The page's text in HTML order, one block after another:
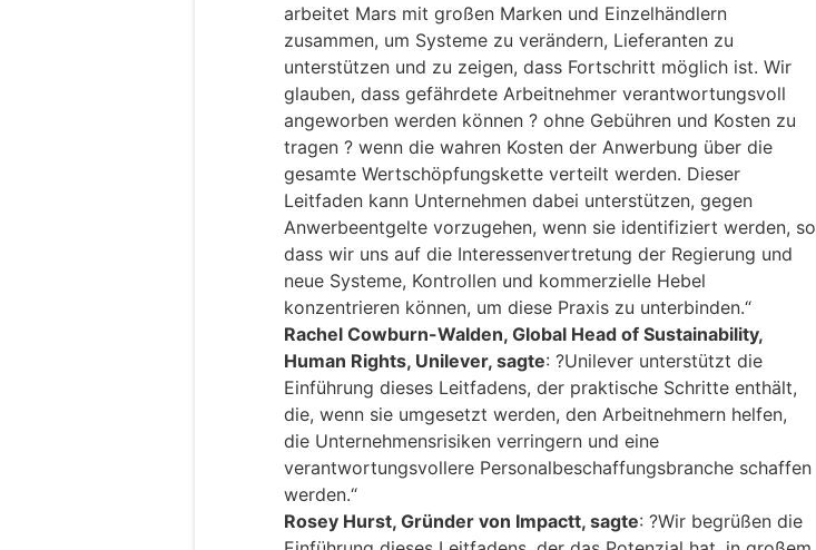
arbeitet Mars mit großen Marken und Einzelhändlern
zusammen, um Systeme zu verändern, Lieferanten zu
unterstützen und zu zeigen, dass Fortschritt möglich ist. Wir
glauben, dass gefährdete Arbeitnehmer verantwortungsvoll
angeworben werden können ? ohne Gebühren und Kosten zu
tragen ? wenn die wahren Kosten der Anwerbung über die
gesamte Wertschöpfungskette verteilt werden. Dieser
Leitfaden kann Unternehmen dabei unterstützen, gegen
Anwerbeentgelte vorzugehen, wenn sie identifiziert werden, so
dass wir uns auf die Interessenvertretung der Regierung und
neue Systeme, Kontrollen und kommerzielle Hebel
konzentrieren können, um diese Praxis zu unterbinden.“
Rachel Cowburn-Walden, Global Head of Sustainability,
Human Rights, Unilever, sagte: ?Unilever unterstützt die
Einführung dieses Leitfadens, der praktische Schritte enthält,
die, wenn sie umgesetzt werden, den Arbeitnehmern helfen,
die Unternehmensrisiken verringern und eine
verantwortungsvollere Personalbeschaffungsbranche schaffen
werden.“
Rosey Hurst, Gründer von Impactt, sagte: ?Wir begrüßen die